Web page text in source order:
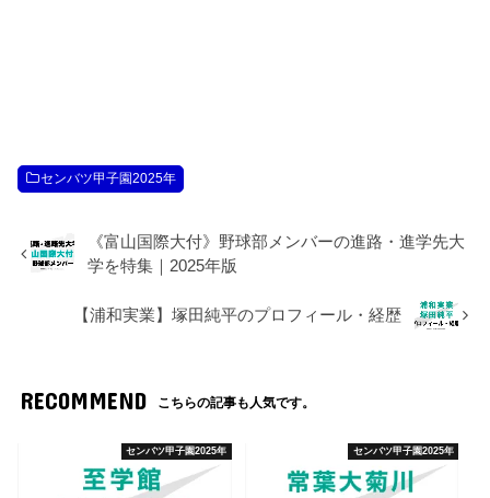
センバツ甲子園2025年
《富山国際大付》野球部メンバーの進路・進学先大
学を特集｜2025年版
【浦和実業】塚田純平のプロフィール・経歴
RECOMMEND こちらの記事も人気です。
センバツ甲子園2025年 センバツ甲子園2025年